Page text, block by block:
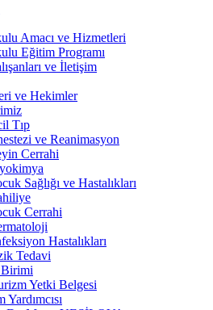
Amacı ve Hizmetleri
Eğitim Programı
ve İletişim
ve Hekimler
Tıp
ve Reanimasyon
Cerrahi
Sağlığı ve Hastalıkları
Cerrahi
Hastalıkları
Tedavi
Birimi
Yetki Belgesi
Yardımcısı